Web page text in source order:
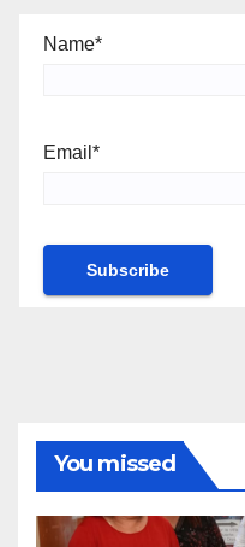
Name*
Email*
You missed